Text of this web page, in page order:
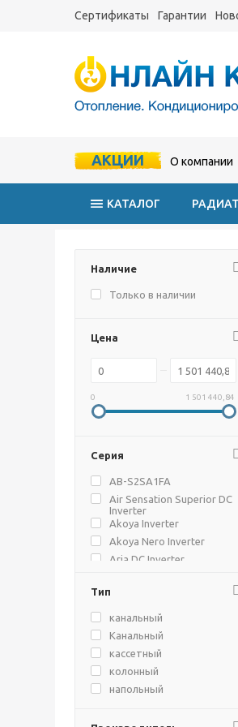
Сертификаты Гарантии
АКЦИИ О компании
КАТАЛОГ
Наличие
Только в наличии
Цена
0 1 501 440,84
Серия
AB-S2SA1FA
Air Sensation Superior DC
Inverter
Akoya Inverter
Akoya Nero Inverter
Aria DC Inverter
ARTCOOL GALLERY
ARTCOOL MIRROR DUAL
Inverter
Attica Nero
Attica Nero Inverter
Black Crystal Classic A
Black Crystal DC Inverter
Тип
канальный
Канальный
кассетный
колонный
напольный
настенный